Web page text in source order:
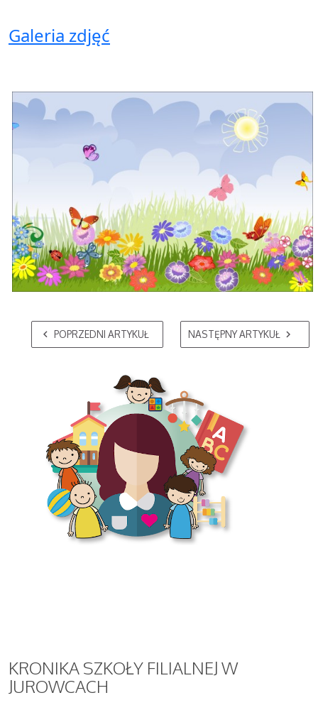
Galeria zdjęć
POPRZEDNI ARTYKUŁ NASTĘPNY ARTYKUŁ
KRONIKASZKOŁY FILIALNEJ W
JUROWCACH